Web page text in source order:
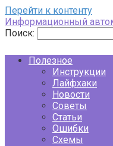
Перейти к контенту
Информационный
Поиск:
Полезное
Инструкции
Лайфхаки
Новости
Советы
Статьи
Ошибки
Схемы